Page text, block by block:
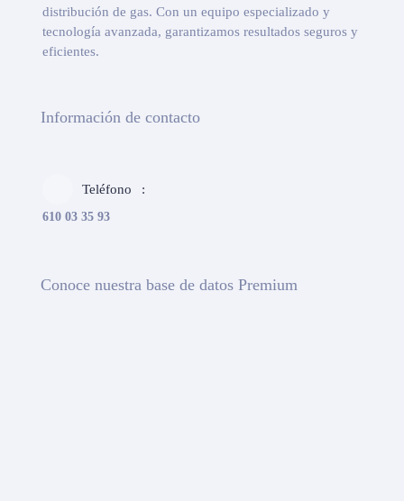
distribución de gas. Con un equipo especializado y
tecnología avanzada, garantizamos resultados seguros y
eficientes.
Información de contacto
Teléfono
610 03 35 93
Conoce nuestra base de datos Premium